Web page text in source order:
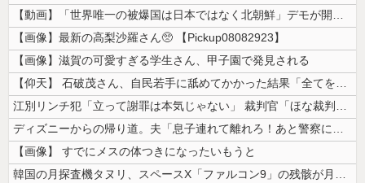
【動画】「世界唯一の被爆国は日本ではなく北朝鮮」デモが開催される
【画像】最新の高梨沙羅さん🥺 【Pickup08082923】
【画像】滋賀の可愛すぎる学生さん、甲子園で発見される
【仰天】 石破茂さん、自民若手に舐めてかかった結果「全てを失うｗｗｗｗ...
江別リンチ犯「立って謝罪は本気じゃない」 裁判官「ほな裁判で土下座して...
ディズニーからの帰り道。夫「息子連れて離れろ！あと警察に通報！」私「助...
【画像】 すでにメスの体つきになったいもうと
韓国の月探査機タヌリ、スペースX「ファルコン9」の残骸が月面に衝突する...